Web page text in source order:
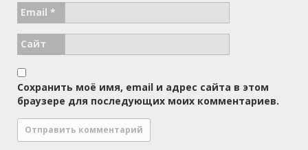
Email *
Сайт
Сохранить моё имя, email и адрес сайта в этом
браузере для последующих моих комментариев.